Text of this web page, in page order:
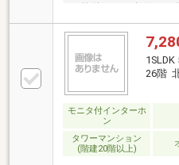
い物件です。角住戸
を通りづらく、人気が
す。共
1SLDK
26階
モニタ付インターホ
ン
タワーマンション
(階建20階以上)